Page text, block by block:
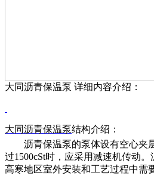
大同沥青保温泵 详细内容介绍：
大同沥青保温泵结构介绍：
沥青保温泵的泵体设有空心夹
过1500cSt时，应采用减速机传动
高寒地区室外安装和工艺过程中需